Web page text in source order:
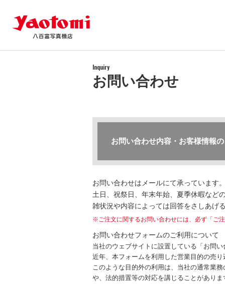
Inquiry
お問い合わせ
お問い合わせ内容・お客様情報
お問い合わせはメールにて承っています
土日、祝祭日、年末年始、夏季休暇など
雑状況や内容によっては回答をさしあげ
※ご注文に関するお問い合わせには、必ず「ご
お問い合わせフォームのご利用について
当社のウェブサイトに設置している「お問
近年、本フォームを利用した営業目的の売
このような目的外の利用は、当社の通常業
や、法的措置等の対応を講じることがありま